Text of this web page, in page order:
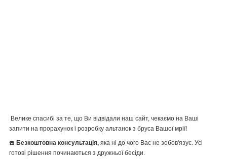
Велике спасибі за те, що Ви відвідали наш сайт, чекаємо на Ваші
запити на прорахунок і розробку альтанок з бруса Вашої мрії!
☎️ Безкоштовна консультація, яка ні до чого Вас не зобов'язує. Усі
готові рішення починаються з дружньої бесіди.